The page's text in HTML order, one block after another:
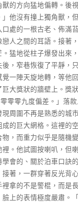
的方向猛地偏轉。後
他沒有撞上獨角獸，
處的一根古老、佈滿
人之間的耳語。接著
猛地從柱子爆發出來
後，窄巷恢復了平靜，
一陣天旋地轉，等他
大獎狀的牆壁上。獎
零零九度偏差。」落
周圍不再是熟悉的城
成的巨大網格。這裡的
，而重力似乎是隨機
。他試圖按喇叭，但
學會的、關於泊車口訣
著，一群穿著反光背
拿的不是警棍，而是
臉上的表情極度嚴肅。